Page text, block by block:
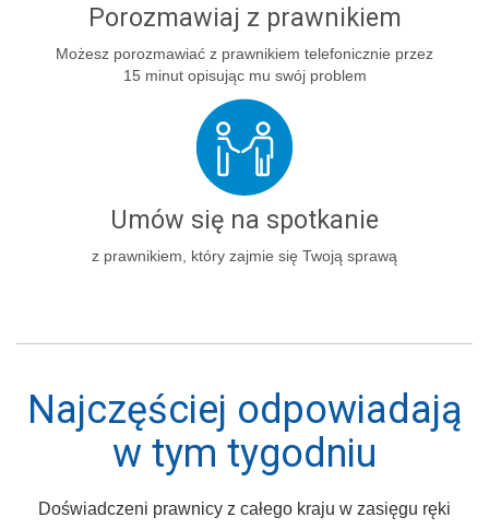
Porozmawiaj z prawnikiem
Możesz porozmawiać z prawnikiem telefonicznie przez
15 minut opisując mu swój problem
Umów się na spotkanie
z prawnikiem, który zajmie się Twoją sprawą
Najczęściej odpowiadają
w tym tygodniu
Doświadczeni prawnicy z całego kraju w zasięgu ręki